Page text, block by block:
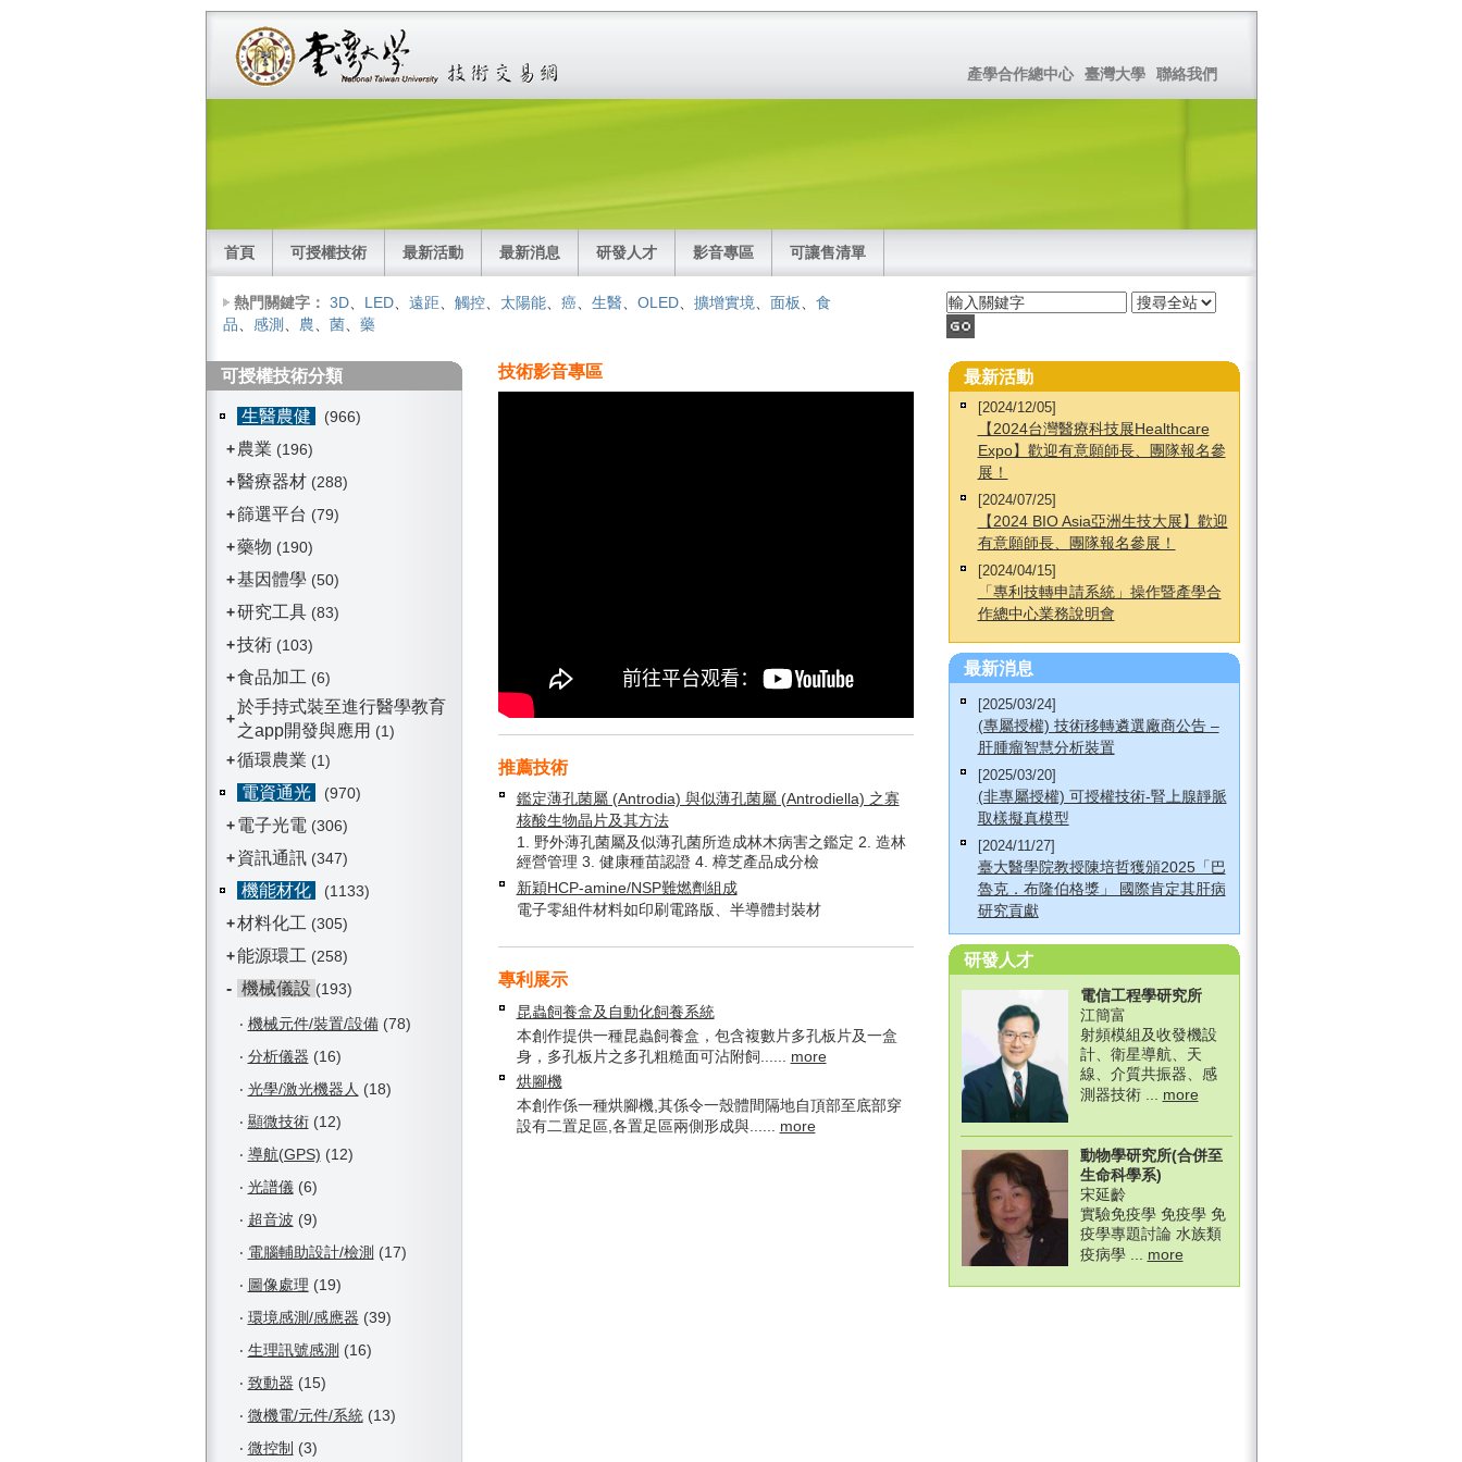
產學合作總中心 臺灣大學 聯絡我們
首頁 可授權技術 最新活動 最新消息 研發人才 影音專區 可讓售清單
熱門關鍵字： 3D、 LED、 遠距、 觸控、 太陽能、 癌、 生醫、 OLED、 擴增實境、 面板、 食
品、 感測 、 農、 菌、 藥
可授權技術分類
生醫農健
(966)
+ 農業 (196)
+醫療器材 (288)
+篩選平台 (79)
+藥物 (190)
+基因體學 (50)
+研究工具(83)
+技術(103)
+食品加工 (6)
+
於手持式裝至進行醫學教育
之app開發與應用 (1)
+循環農業 (1)
電資通光
(970)
+ 電子光電 (306)
+ 資訊通訊(347)
機能材化
(1133)
+材料化工 (305)
+能源環工 (258)
- 機械儀設 (193)
‧ 機械元件/裝置/設備(78)
‧ 分析儀器 (16)
‧ 光學/激光機器人 (18)
‧ 顯微技術(12)
‧ 導航(GPS) (12)
‧ 光譜儀(6)
‧ 超音波 (9)
‧ 電腦輔助設計/檢測 (17)
‧ 圖像處理 (19)
‧ 環境感測/感應器 (39)
‧ 生理訊號感測 (16)
‧ 致動器 (15)
‧ 微機電/元件/系統(13)
‧ 微控制 (3)
技術影音專區
推薦技術
鑑定薄孔菌屬 (Antrodia) 與似薄孔菌屬 (Antrodiella) 之寡
核酸生物晶片及其方法
1. 野外薄孔菌屬及似薄孔菌所造成林木病害之鑑定 2. 造林
經營管理 3. 健康種苗認證 4. 樟芝產品成分檢
新穎HCP-amine/NSP難燃劑組成
電子零組件材料如印刷電路版、半導體封裝材
專利展示
昆蟲飼養盒及自動化飼養系統
本創作提供一種昆蟲飼養盒，包含複數片多孔板片及一盒
身，多孔板片之多孔粗糙面可沾附飼...... more
烘腳機
本創作係一種烘腳機,其係令一殼體間隔地自頂部至底部穿
設有二置足區,各置足區兩側形成與...... more
最新活動
[2024/12/05]
【2024台灣醫療科技展Healthcare
Expo】歡迎有意願師長、團隊報名參
展！
[2024/07/25]
【2024 BIO Asia亞洲生技大展】歡迎
有意願師長、團隊報名參展！
[2024/04/15]
「專利技轉申請系統」操作暨產學合
作總中心業務說明會
最新消息
[2025/03/24]
(專屬授權) 技術移轉遴選廠商公告 –
肝腫瘤智慧分析裝置
[2025/03/20]
(非專屬授權) 可授權技術-腎上腺靜脈
取樣擬真模型
[2024/11/27]
臺大醫學院教授陳培哲獲頒2025「巴
魯克．布隆伯格獎」 國際肯定其肝病
研究貢獻
研發人才
電信工程學研究所
江簡富
射頻模組及收發機設
計、衛星導航、天
線、介質共振器、感
測器技術 ... more
動物學研究所(合併至
生命科學系)
宋延齡
實驗免疫學 免疫學 免
疫學專題討論 水族類
疫病學 ... more